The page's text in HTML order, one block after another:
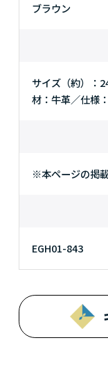
ブラウン
サイズ（約）：
材：牛革／仕様
※本ページの掲
EGH01-843